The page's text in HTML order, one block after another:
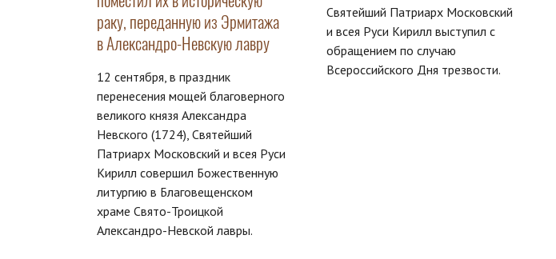
раку, переданную из Эрмитажа
в Александро-Невскую лавру
12 сентября, в праздник
перенесения мощей благоверного
великого князя Александра
Невского (1724), Святейший
Патриарх Московский и всея Руси
Кирилл совершил Божественную
литургию в Благовещенском
храме Свято-Троицкой
Александро-Невской лавры.
Святейший Патриарх Московский
и всея Руси Кирилл выступил с
обращением по случаю
Всероссийского Дня трезвости.